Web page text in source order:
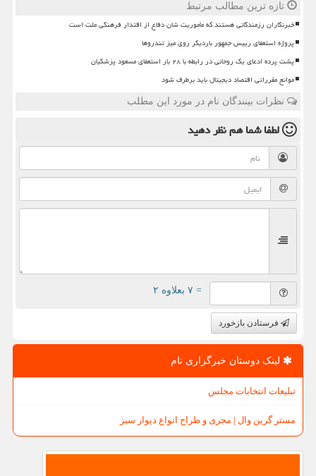
تازه ترین مطالب مرتبط
خبرنگاران رزمندگانی هستند که مأموریت شان دفاع از اقتدار فرهنگی ملت است
پروژه استعفای رییس جمهور باردیگر روی میز تندروها
پشت پرده ادعای یک روحانی در رابطه با ۲۸ بار استعفای مسعود پزشکیان
موانع مقرراتی اقتصاد دیجیتال باید برطرف شود
نظرات بینندگان نام در مورد این مطلب
لطفا شما همنظر دهید
= ۷ بعلاوه ۲
فرستادن بازخورد
لینک دوستان خبرگزاری نام
تبلیغات انتخابات مجلس
مستر گرین وال | مجری و طراح انواع دیوار سبز